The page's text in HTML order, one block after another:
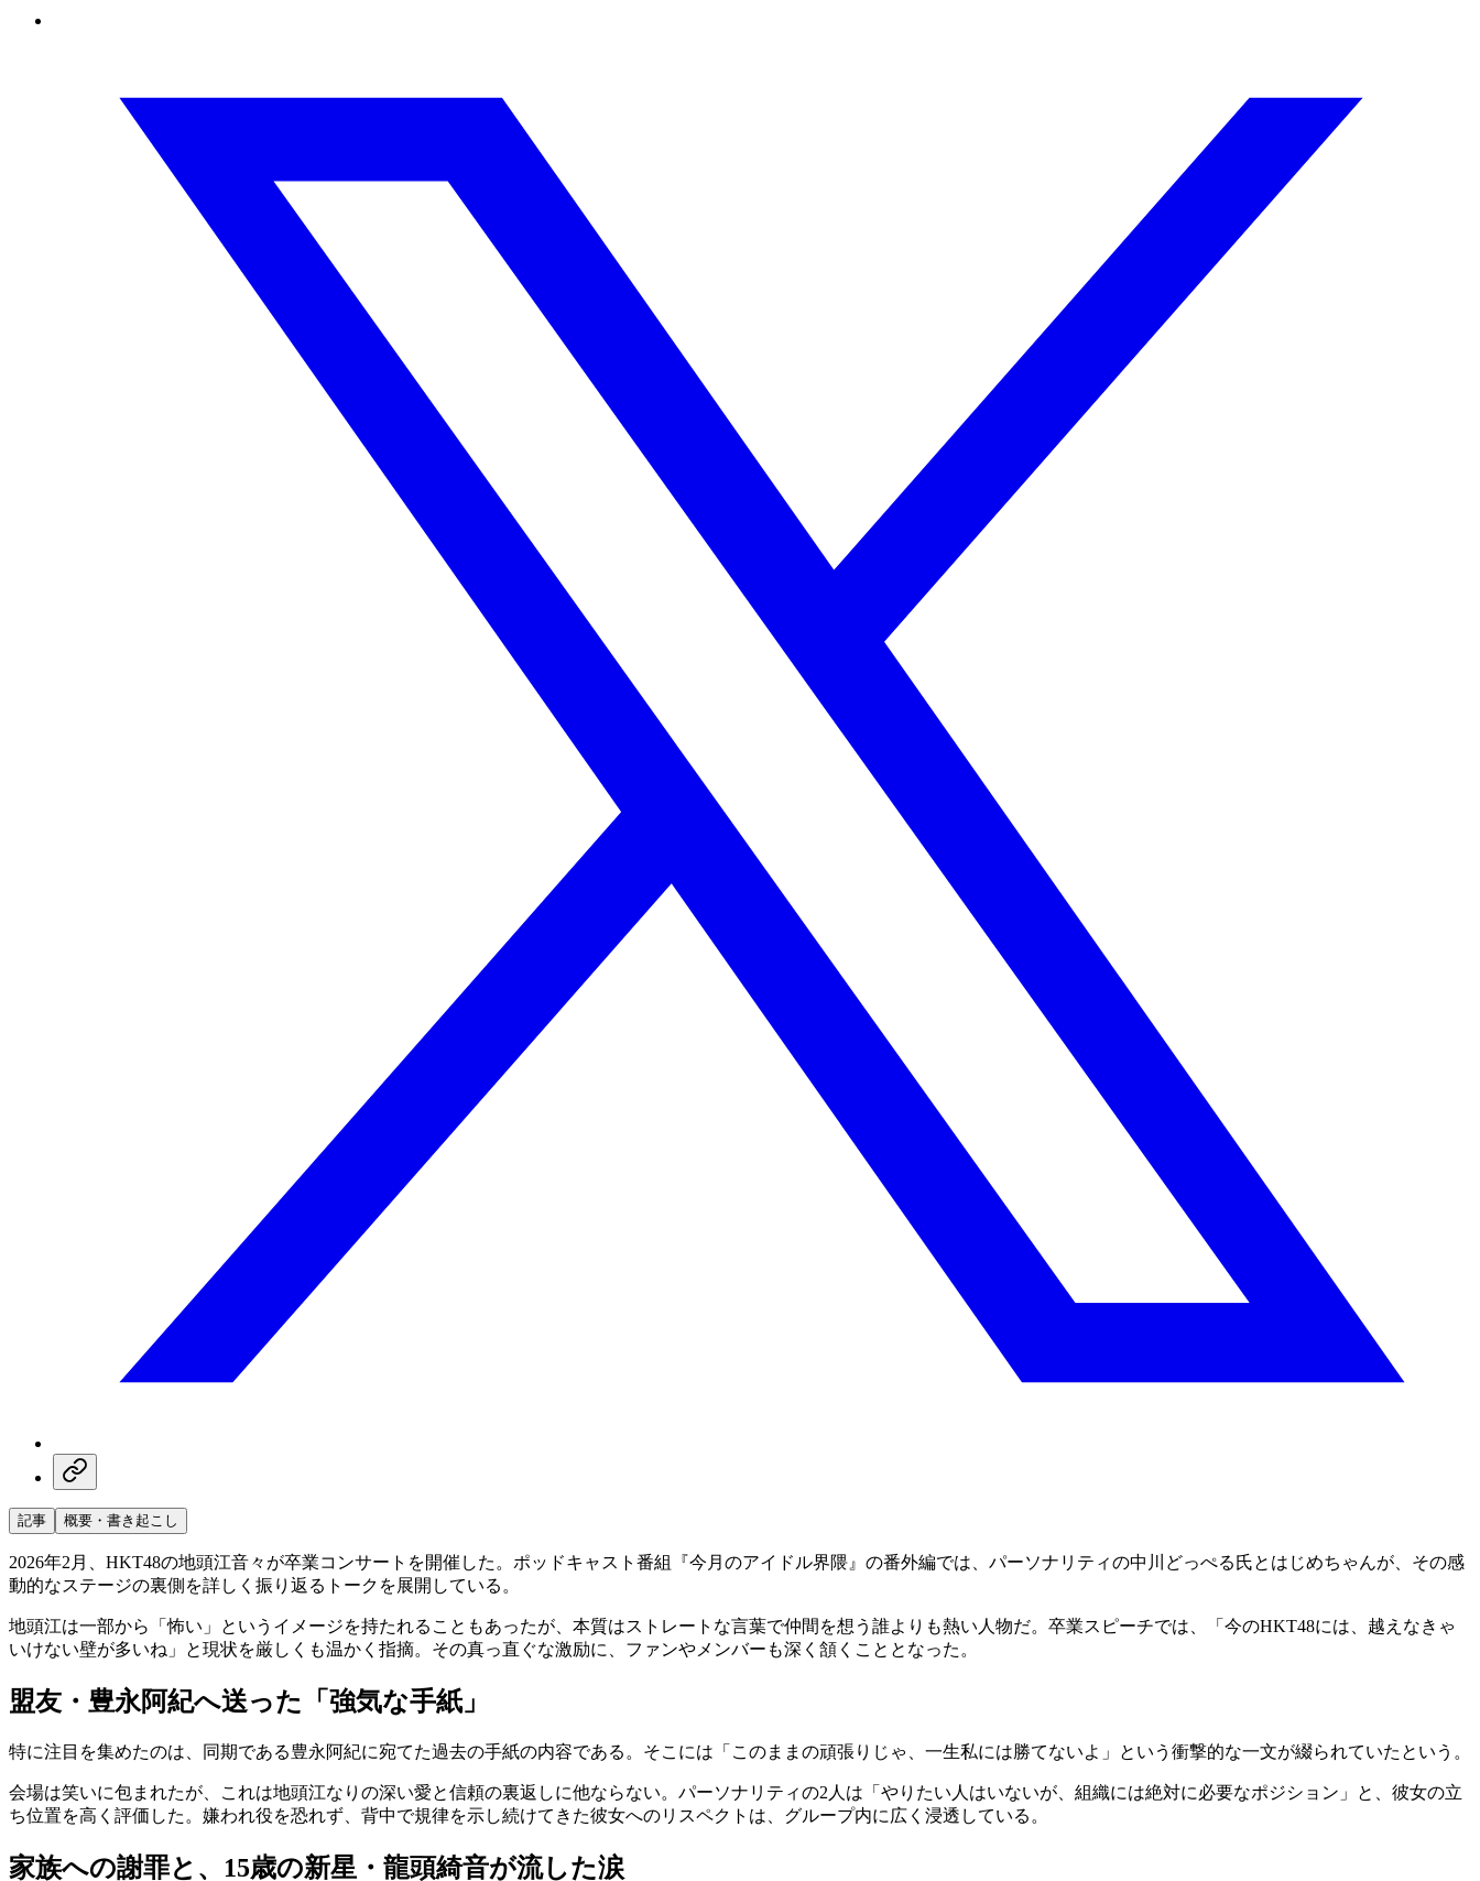
記事 概要・書き起こし
2026年2月、HKT48の地頭江音々が卒業コンサートを開催した。ポッドキャスト番組『今月のアイドル界隈』の番外編では、パーソナリティの中川どっぺる氏とはじめちゃんが、その感
動的なステージの裏側を詳しく振り返るトークを展開している。
地頭江は一部から「怖い」というイメージを持たれることもあったが、本質はストレートな言葉で仲間を想う誰よりも熱い人物だ。卒業スピーチでは、「今のHKT48には、越えなきゃ
いけない壁が多いね」と現状を厳しくも温かく指摘。その真っ直ぐな激励に、ファンやメンバーも深く頷くこととなった。
盟友・豊永阿紀へ送った「強気な手紙」
特に注目を集めたのは、同期である豊永阿紀に宛てた過去の手紙の内容である。そこには「このままの頑張りじゃ、一生私には勝てないよ」という衝撃的な一文が綴られていたという。
会場は笑いに包まれたが、これは地頭江なりの深い愛と信頼の裏返しに他ならない。パーソナリティの2人は「やりたい人はいないが、組織には絶対に必要なポジション」と、彼女の立
ち位置を高く評価した。嫌われ役を恐れず、背中で規律を示し続けてきた彼女へのリスペクトは、グループ内に広く浸透している。
家族への謝罪と、15歳の新星・龍頭綺音が流した涙